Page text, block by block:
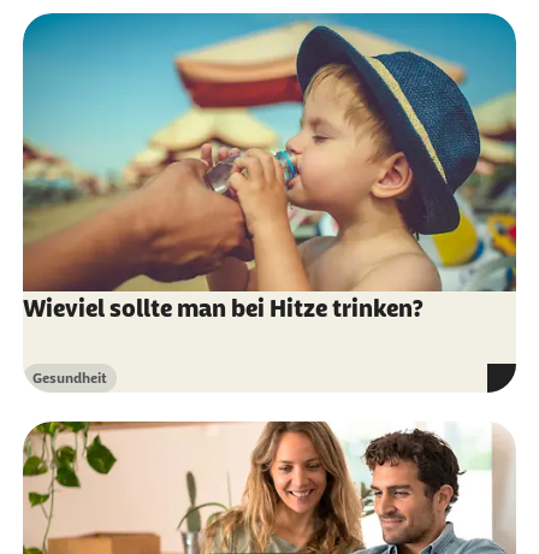
Wieviel sollte man bei Hitze trinken?
Kategorie
Gesundheit